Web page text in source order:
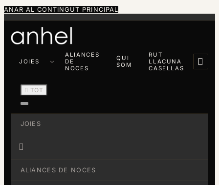
ANAR AL CONTINGUT PRINCIPAL
JOIES
ALIANCES
DE
NOCES
QUI
SOM
RUT
LLACUNA
CASELLAS

 TOT
JOIES

ALIANCES DE NOCES